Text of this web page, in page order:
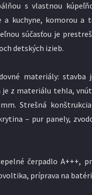
s vlastnou
a kuchyne, komorou a
súčasťou je
detských izieb.
materiály:
je z materiálu tehla,
Strešná
– pur panely,
čerpadlo A+++,
príprava na